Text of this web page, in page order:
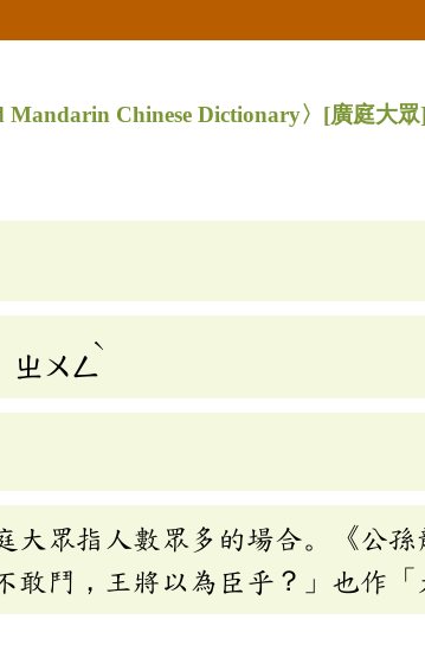
Chinese Dictionary〉 [廣庭大
ㄓㄨㄥ
ˋ
大眾指人數眾多的場合。《公
敢鬥，王將以為臣乎？」也作